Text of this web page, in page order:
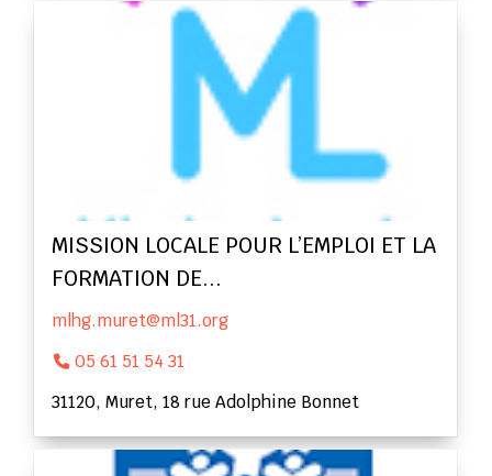
MISSION LOCALE POUR L’EMPLOI ET LA
FORMATION DE...
mlhg.muret@ml31.org
05 61 51 54 31
31120, Muret, 18 rue Adolphine Bonnet